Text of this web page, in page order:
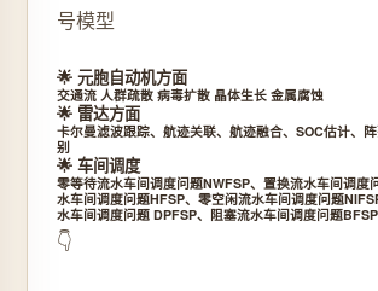
号模型
🌟 元胞自动机方面
交通流 人群疏散 病毒扩散 晶体生长 金属腐蚀
🌟 雷达方面
卡尔曼滤波跟踪、航迹关联、航迹融合、SOC估计、
别
🌟 车间调度
零等待流水车间调度问题NWFSP、 置换流水车间调度
水车间调度问题HFSP、零空闲流水车间调度问题
水车间调度问题 DPFSP、阻塞流水车间调度问题BFSP
👇